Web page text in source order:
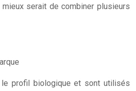
mieux serait de combiner plusieurs
profil biologique et sont utilisés